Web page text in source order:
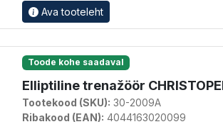
Ava tooteleht
Toode kohe saadaval
Elliptiline trenažöör
Tootekood (SKU): 30-2009A
Ribakood (EAN): 4044163020099